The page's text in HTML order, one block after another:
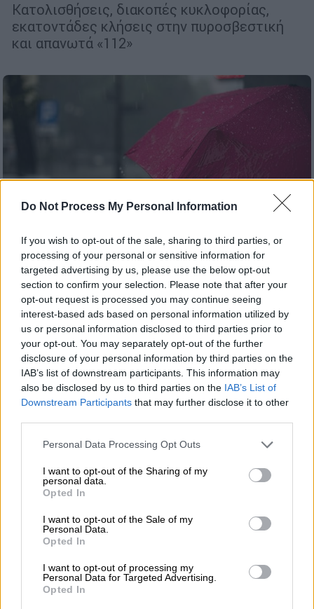
Do Not Process My Personal Information
If you wish to opt-out of the sale, sharing to third parties, or
processing of your personal or sensitive information for
targeted advertising by us, please use the below opt-out
section to confirm your selection. Please note that after your
opt-out request is processed you may continue seeing
interest-based ads based on personal information utilized by
us or personal information disclosed to third parties prior to
your opt-out. You may separately opt-out of the further
disclosure of your personal information by third parties on the
IAB’s list of downstream participants. This information may
also be disclosed by us to third parties on the IAB’s List of
Downstream Participants that may further disclose it to other
Please note that this website/app uses one or more Google
not limited to your visit or usage behaviour. You may click to
grant or deny consent to Google and its third-party tags to
use your data for below specified purposes in below Google
consent section.
Personal Data Processing Opt Outs
I want to opt-out of the Sharing of my
personal data.
Opted In
I want to opt-out of the Sale of my
Personal Data.
Opted In
I want to opt-out of processing my
Personal Data for Targeted Advertising.
Opted In
Κατολισθήσεις, διακοπές κυκλοφορίας,
εκατοντάδες κλήσεις στην πυροσβεστική
και απανωτά «112»
Καιρός| 21.11.2025 15:13
Κακοκαιρία: Ήχησε το 112 σε Άρτα και
Ιωάννινα – «Περιορίστε τις
μετακινήσεις σας»
Η κακοκαιρία χτυπά τη Δυτική Ελλάδα